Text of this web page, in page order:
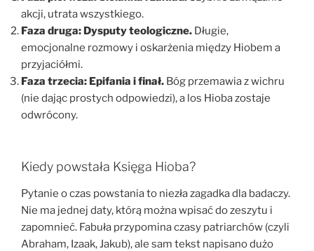
akcji, utrata wszystkiego.
Faza druga: Dysputy teologiczne. Długie,
emocjonalne rozmowy i oskarżenia między Hiobem a
przyjaciółmi.
Faza trzecia: Epifania i finał. Bóg przemawia z wichru
(nie dając prostych odpowiedzi), a los Hioba zostaje
odwrócony.
Kiedy powstała Księga Hioba?
Pytanie o czas powstania to niezła zagadka dla badaczy.
Nie ma jednej daty, którą można wpisać do zeszytu i
zapomnieć. Fabuła przypomina czasy patriarchów (czyli
Abraham, Izaak, Jakub), ale sam tekst napisano dużo